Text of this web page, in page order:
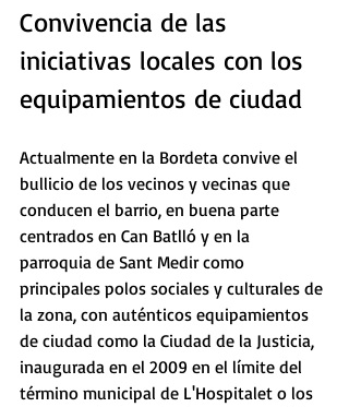
Convivencia de las
iniciativas locales con los
equipamientos de ciudad
Actualmente en la Bordeta convive el
bullicio de los vecinos y vecinas que
conducen el barrio, en buena parte
centrados en Can Batlló y en la
parroquia de Sant Medir como
principales polos sociales y culturales de
la zona, con auténticos equipamientos
de ciudad como la Ciudad de la Justicia,
inaugurada en el 2009 en el límite del
término municipal de L'Hospitalet o los